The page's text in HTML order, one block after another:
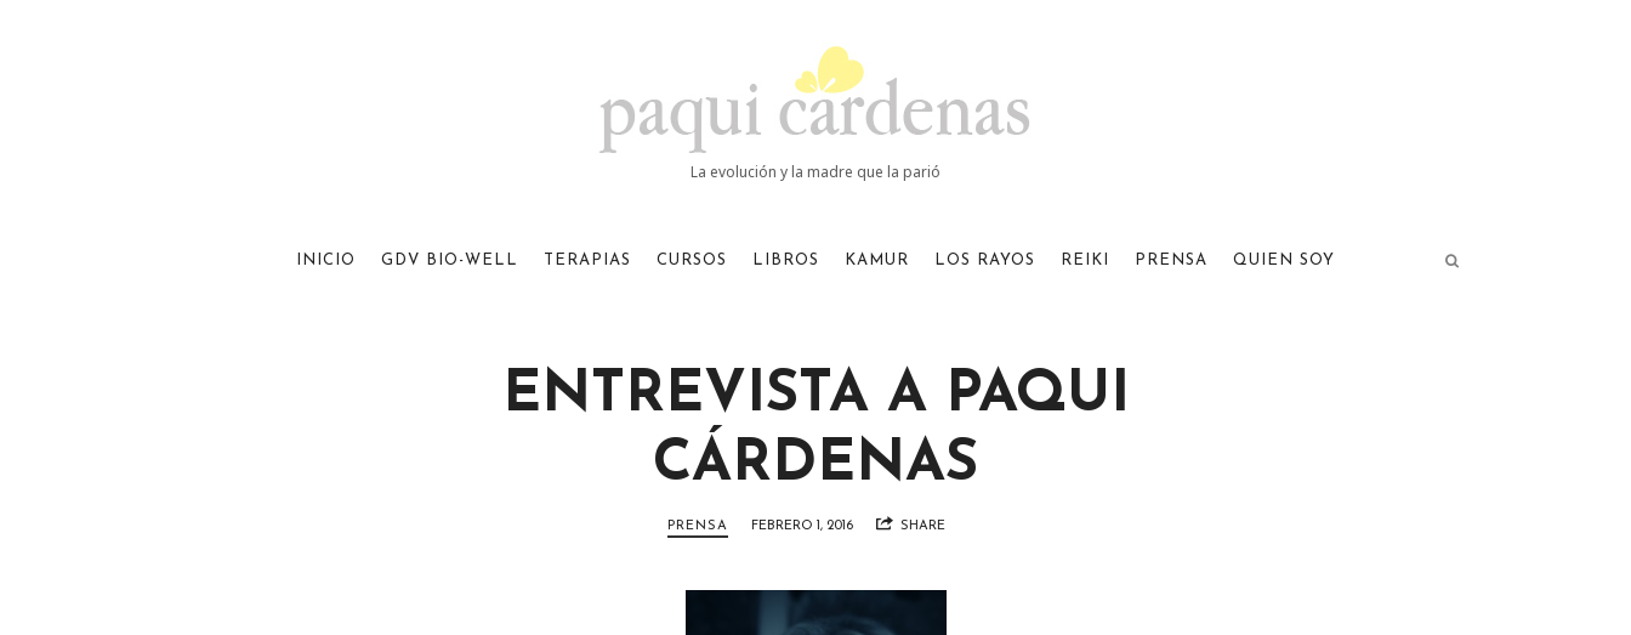
Paqui
Cardenas
La evolución y la madre que la parió
INICIO GDV BIO-WELL TERAPIAS CURSOS LIBROS KAMUR LOS RAYOS REIKI PRENSA QUIEN SOY
ENTREVISTA A PAQUI
CÁRDENAS
PRENSA FEBRERO 1, 2016 SHARE